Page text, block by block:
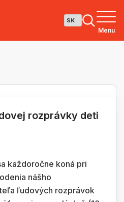
Menu
rozprávky deti
každoročne koná pri
nášho
ľudových rozprávok